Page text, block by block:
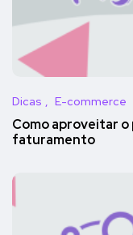
Dicas E-commerce
Como aproveitar o
faturamento